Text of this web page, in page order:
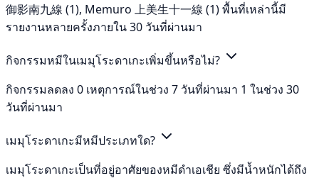
御影南九線 (1), Memuro 上美生十一線 (1) พื้นที่เหล่านี้มี
รายงานหลายครั้งภายใน 30 วันที่ผ่านมา
กิจกรรมหมีในเมมุโระดาเกะเพิ่มขึ้นหรือไม่?
กิจกรรมลดลง 0 เหตุการณ์ในช่วง 7 วันที่ผ่านมา 1 ในช่วง 30
วันที่ผ่านมา
เมมุโระดาเกะมีหมีประเภทใด?
เมมุโระดาเกะเป็นที่อยู่อาศัยของหมีดำเอเชีย ซึ่งมีน้ำหนักได้ถึง